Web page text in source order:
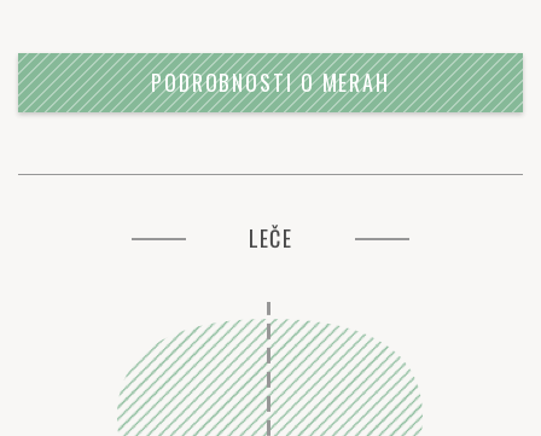
PODROBNOSTI O MERAH
LEČE